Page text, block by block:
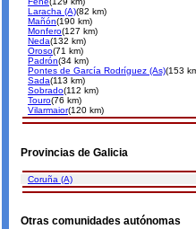
Laracha (A)(82 km)
Mañón(190 km)
Monfero(127 km)
Neda(132 km)
Oroso(71 km)
Padrón(34 km)
Pontes de García Rodríguez (As)(153
Sada(113 km)
Sobrado(112 km)
Touro(76 km)
Vilarmaior(120 km)
Provincias de Galicia
Coruña (A)
Otras comunidades autónomas